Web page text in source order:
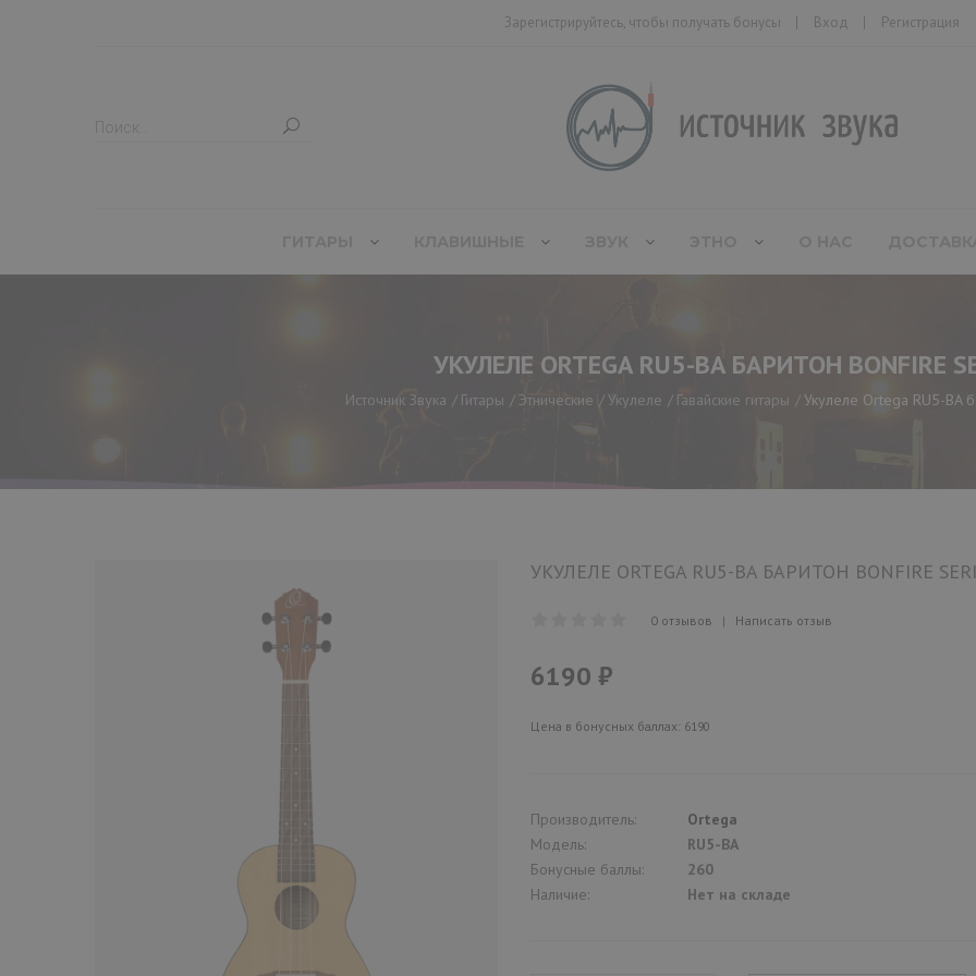
Зарегистрируйтесь, чтобы получать бонусы Вход Регистрация
УКУЛЕЛЕ ORTEGA RU5-BA БАРИТОН BONFIRE
Источник Звука Гитары Этнические Укулеле Гавайские гитары Укулеле Ortega RU5-BA
УКУЛЕЛЕ ORTEGA RU5-BA БАРИТОН BONFIRE
0 отзывов | Написать отзыв
6190 ₽
Цена в бонусных баллах: 6190
Производитель:
Ortega
Модель:
RU5-BA
Бонусные баллы:
260
Наличие:
Нет на складе